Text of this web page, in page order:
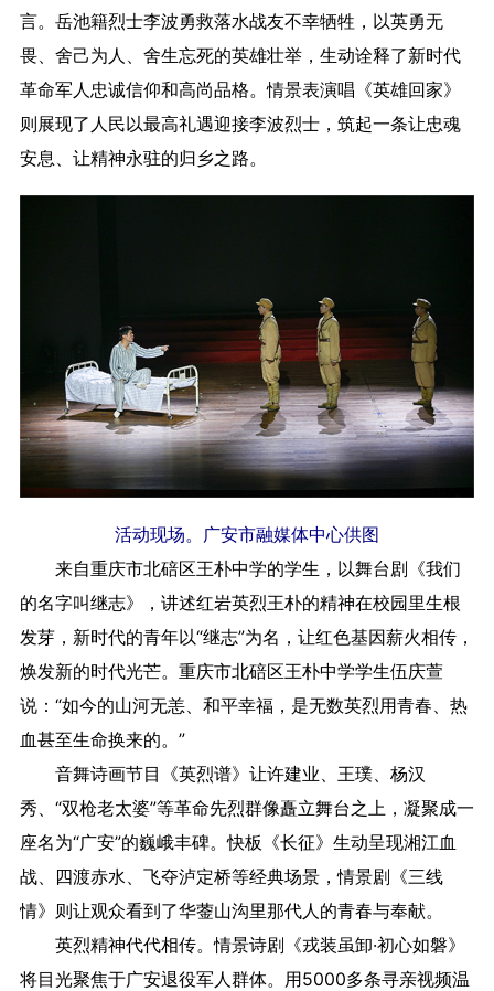
言。岳池籍烈士李波勇救落水战友不幸牺牲，以英勇无
畏、舍己为人、舍生忘死的英雄壮举，生动诠释了新时代
革命军人忠诚信仰和高尚品格。情景表演唱《英雄回家》
则展现了人民以最高礼遇迎接李波烈士，筑起一条让忠魂
安息、让精神永驻的归乡之路。
活动现场。广安市融媒体中心供图
来自重庆市北碚区王朴中学的学生，以舞台剧《我们
的名字叫继志》，讲述红岩英烈王朴的精神在校园里生根
发芽，新时代的青年以“继志”为名，让红色基因薪火相传，
焕发新的时代光芒。重庆市北碚区王朴中学学生伍庆萱
说：“如今的山河无恙、和平幸福，是无数英烈用青春、热
血甚至生命换来的。”
音舞诗画节目《英烈谱》让许建业、王璞、杨汉
秀、“双枪老太婆”等革命先烈群像矗立舞台之上，凝聚成一
座名为“广安”的巍峨丰碑。快板《长征》生动呈现湘江血
战、四渡赤水、飞夺泸定桥等经典场景，情景剧《三线
情》则让观众看到了华蓥山沟里那代人的青春与奉献。
英烈精神代代相传。情景诗剧《戎装虽卸·初心如磐》
将目光聚焦于广安退役军人群体。用5000多条寻亲视频温